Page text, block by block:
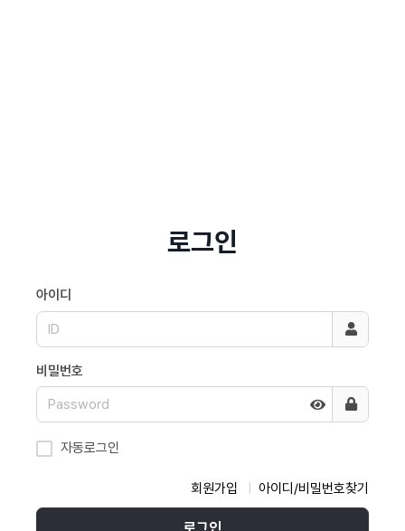
로그인
아이디
비밀번호
자동로그인
회원가입 아이디/비밀번호찾기